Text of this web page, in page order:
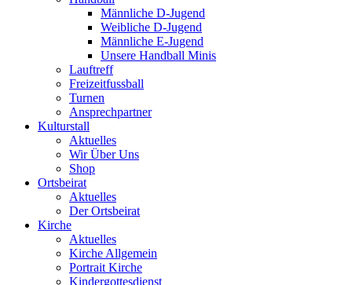
Männliche D-Jugend
Weibliche D-Jugend
Männliche E-Jugend
Unsere Handball Minis
Lauftreff
Freizeitfussball
Turnen
Ansprechpartner
Kulturstall
Aktuelles
Wir Über Uns
Shop
Ortsbeirat
Aktuelles
Der Ortsbeirat
Kirche
Aktuelles
Kirche Allgemein
Portrait Kirche
Kindergottesdienst